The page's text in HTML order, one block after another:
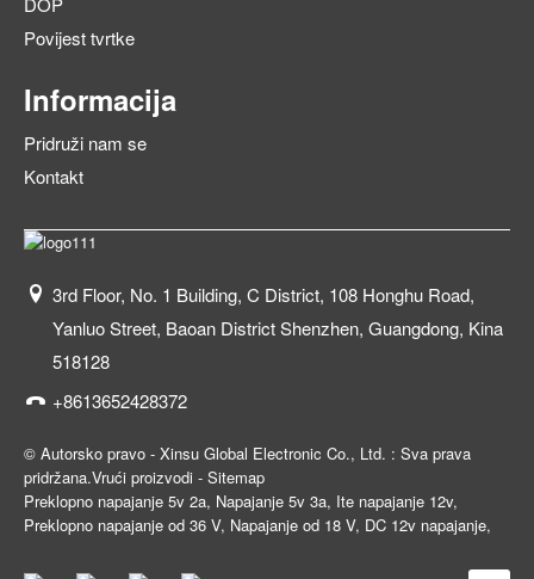
Povijest tvrtke
Informacija
Pridruži nam se
Kontakt
3rd Floor, No. 1 Building, C District, 108 Honghu Road,
Yanluo Street, Baoan District Shenzhen, Guangdong, Kina
518128
+8613652428372
© Autorsko pravo - Xinsu Global Electronic Co., Ltd. : Sva prava
pridržana.Vrući proizvodi - Sitemap
Preklopno napajanje 5v 2a, Napajanje 5v 3a, Ite napajanje 12v,
Preklopno napajanje od 36 V, Napajanje od 18 V, DC 12v napajanje,